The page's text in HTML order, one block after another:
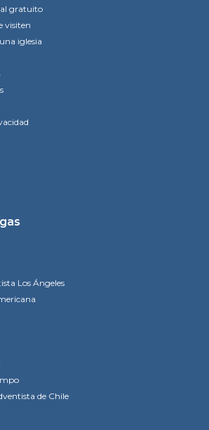
gratuito
visiten
iglesia
Los Ángeles
de Chile